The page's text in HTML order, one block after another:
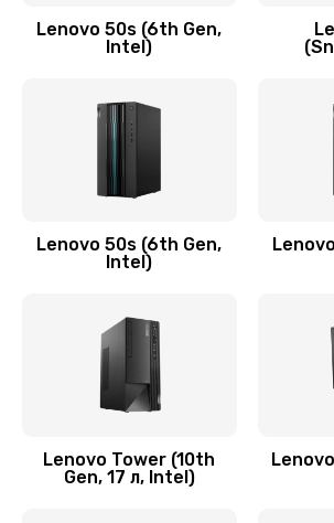
Заказать
Замена модуля
590 руб.
Замена задней крышки
Замена микросхемы (звук,
процессор)
Lenovo 50s (6th Gen,
Intel)
Lenovo 50s (6th Gen,
Intel)
Lenovo Tower (10th
Gen, 17 л, Intel)